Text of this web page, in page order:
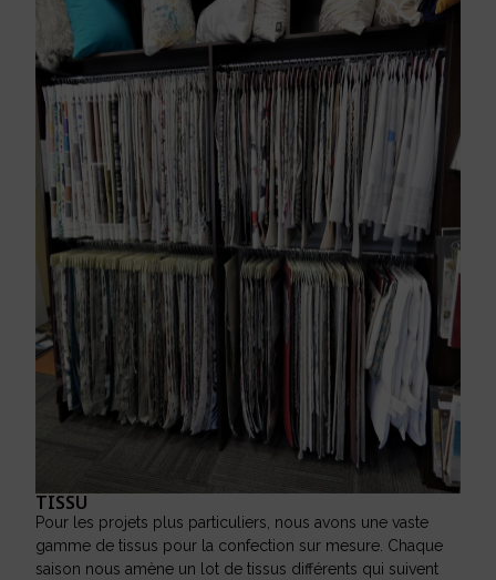
TISSU
Pour les projets plus particuliers, nous avons une vaste
gamme de tissus pour la confection sur mesure. Chaque
saison nous amène un lot de tissus différents qui suivent